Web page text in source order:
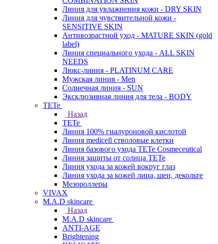
Линия для увлажнения кожи - DRY SKIN
Линия для чувствительной кожи -
SENSITIVE SKIN
Антивозрастной уход - MATURE SKIN (gold
label)
Линия специального ухода - ALL SKIN
NEEDS
Люкс-линия - PLATINUM CARE
Мужская линия - Men
Солнечная линия - SUN
Эксклюзивная линия для тела - BODY
TETe
Назад
TETe
Линия 100% гиалуроновой кислотой
Линия medicell стволовые клетки
Линия базового ухода TETe Cosmeceutical
Линия защиты от солнца TETe
Линия ухода за кожей вокруг глаз
Линия ухода за кожей лица, шеи, декольте
Мезороллеры
VIVAX
M.A.D skincare
Назад
M.A.D skincare
ANTI-AGE
Brightening